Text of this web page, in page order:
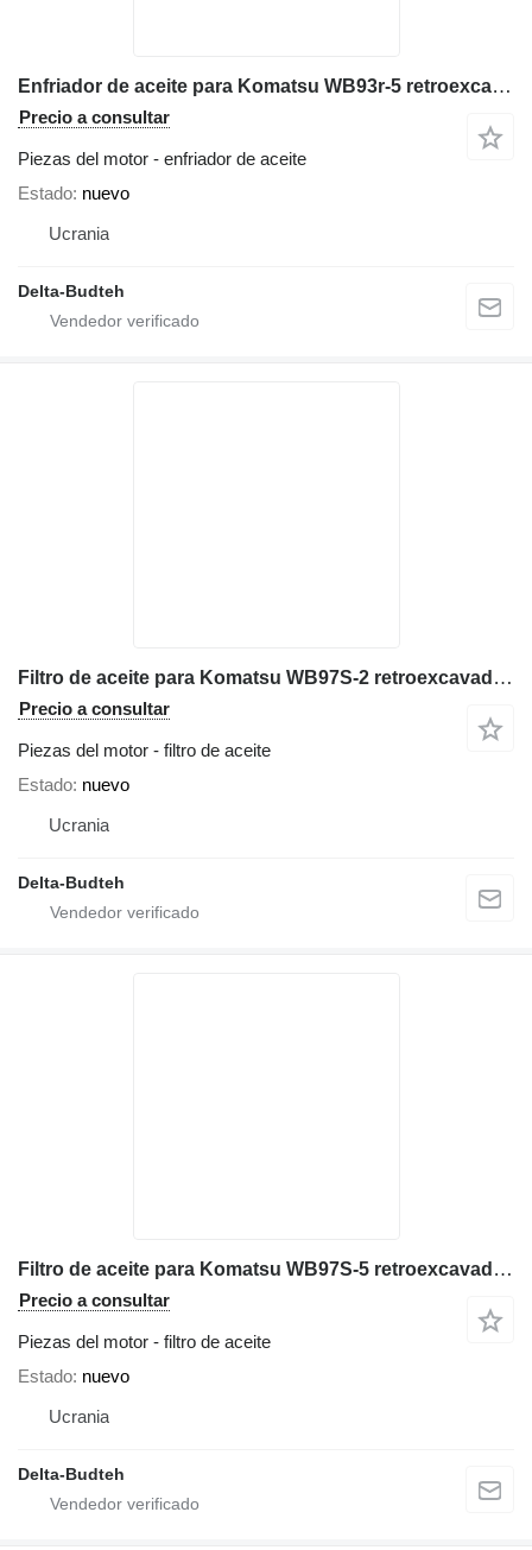
Enfriador de aceite para Komatsu WB93r-5 retroexcavadora
Precio a consultar
Piezas del motor - enfriador de aceite
Estado nuevo
Ucrania
Delta-Budteh
Filtro de aceite para Komatsu WB97S-2 retroexcavadora
Precio a consultar
Piezas del motor - filtro de aceite
Estado nuevo
Ucrania
Delta-Budteh
Filtro de aceite para Komatsu WB97S-5 retroexcavadora
Precio a consultar
Piezas del motor - filtro de aceite
Estado nuevo
Ucrania
Delta-Budteh